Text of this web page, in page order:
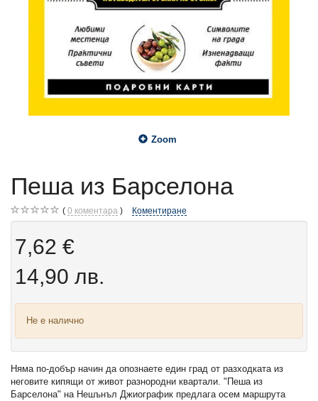
Zoom
Пеша из Барселона
0 коментара Коментиране
7,62 €
14,90 лв.
Не е налично
Няма по-добър начин да опознаете един град от разходката из
неговите кипящи от живот разнородни квартали. "Пеша из
Барселона" на Нешънъл Джиографик предлага осем маршрута